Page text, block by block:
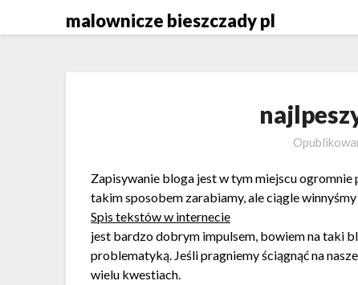
malownicze bieszczady pl
Zapisywanie bloga jest w tym miejscu
takim sposobem zarabiamy, ale ciągle
Spis tekstów w internecie
jest bardzo dobrym impulsem, bowiem na taki
problematyką. Jeśli pragniemy ściągnąć na
wielu kwestiach.